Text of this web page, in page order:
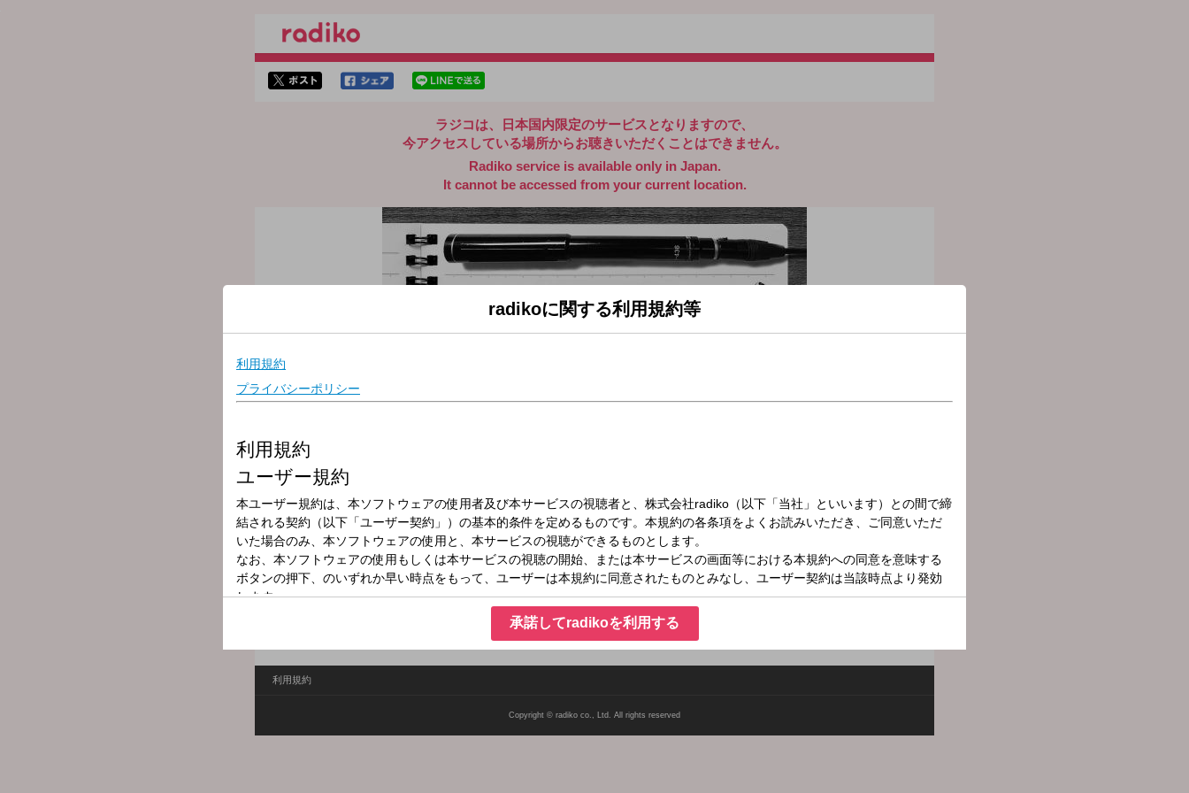
ラジコは、日本国内限定のサービスとなりますので、
今アクセスしている場所からお聴きいただくことはできません。
Radiko service is available only in Japan.
It cannot be accessed from your current location.
放送局
放送時間
2026年6月4日（木）17:00～17:15
番組名
ニュースパレード
全国のラジオ局からの記者レポート、取材現場からの中継などその日最も重要なニュースをお届けしています。 毎週月曜日は、共同通信
社・元編集局長の後藤謙次さんによるコーナー「後藤謙次 Point of View」を放送。
利用規約
Copyright © radiko co., Ltd. All rights reserved
radikoに関する利用規約等
承諾してradikoを利用する